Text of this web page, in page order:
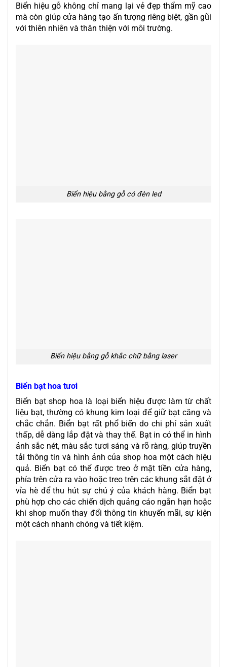
Biển hiệu gỗ không chỉ mang lại vẻ đẹp thẩm mỹ cao
mà còn giúp cửa hàng tạo ấn tượng riêng biệt, gần gũi
với thiên nhiên và thân thiện với môi trường.
Biển hiệu bằng gỗ có đèn led
Biển hiệu bằng gỗ khắc chữ bằng laser
Biển bạt hoa tươi
Biển bạtshop hoa là loại biển hiệu được làm từ chất
liệu bạt, thường có khung kim loại để giữ bạt căng và
chắc chắn. Biển bạt rất phổ biến do chi phí sản xuất
thấp, dễ dàng lắp đặt và thay thế. Bạt in có thể in hình
ảnh sắc nét, màu sắc tươi sáng và rõ ràng, giúp truyền
tải thông tin và hình ảnh của shop hoa một cách hiệu
quả. Biển bạt có thể được treo ở mặt tiền cửa hàng,
phía trên cửa ra vào hoặc treo trên các khung sắt đặt ở
vỉa hè để thu hút sự chú ý của khách hàng. Biển bạt
phù hợp cho các chiến dịch quảng cáo ngắn hạn hoặc
khi shop muốn thay đổi thông tin khuyến mãi, sự kiện
một cách nhanh chóng và tiết kiệm.